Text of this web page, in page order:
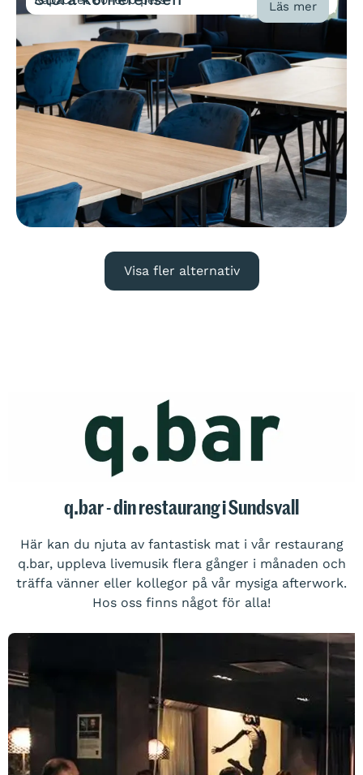
Läs mer
Visa fler alternativ
q.bar - din restaurang i Sundsvall
Här kan du njuta av fantastisk mat i vår restaurang
q.bar, uppleva livemusik flera gånger i månaden och
träffa vänner eller kollegor på vår mysiga afterwork.
Hos oss finns något för alla!